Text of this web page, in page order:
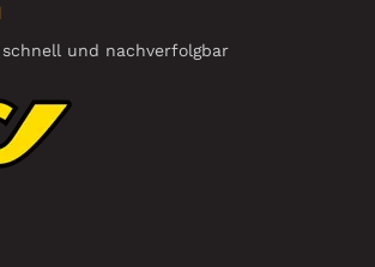
und nachverfolgbar